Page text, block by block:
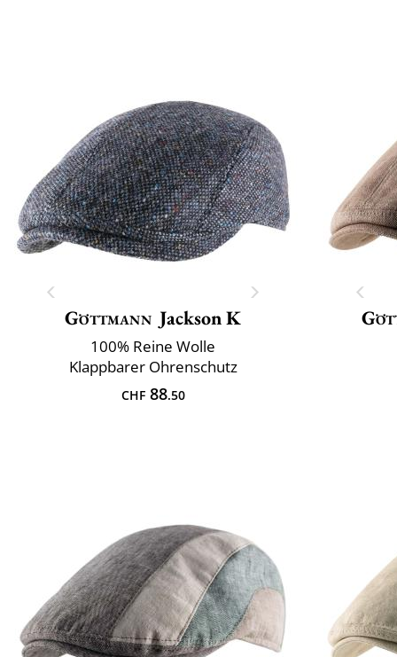
Göttmann Jackson K
100% Reine Wolle
Klappbarer Ohrenschutz
CHF88.50